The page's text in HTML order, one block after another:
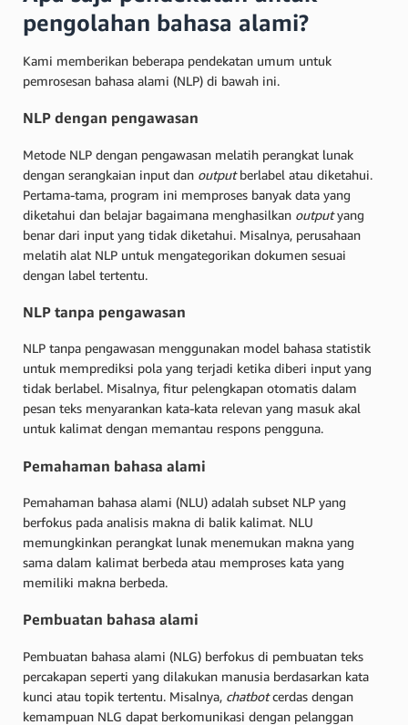
pengolahan bahasa alami?
Kami memberikan beberapa pendekatan umum untuk
pemrosesan bahasa alami (NLP) di bawah ini.
NLP dengan pengawasan
Metode NLP dengan pengawasan melatih perangkat lunak
dengan serangkaian input dan outputberlabel atau diketahui.
Pertama-tama, program ini memproses banyak data yang
diketahui dan belajar bagaimana menghasilkan outputyang
benar dari input yang tidak diketahui. Misalnya, perusahaan
melatih alat NLP untuk mengategorikan dokumen sesuai
dengan label tertentu.
NLP tanpa pengawasan
NLP tanpa pengawasan menggunakan model bahasa statistik
untuk memprediksi pola yang terjadi ketika diberi input yang
tidak berlabel. Misalnya, fitur pelengkapan otomatis dalam
pesan teks menyarankan kata-kata relevan yang masuk akal
untuk kalimat dengan memantau respons pengguna.
Pemahaman bahasa alami
Pemahaman bahasa alami (NLU) adalah subset NLP yang
berfokus pada analisis makna di balik kalimat. NLU
memungkinkan perangkat lunak menemukan makna yang
sama dalam kalimat berbeda atau memproses kata yang
memiliki makna berbeda.
Pembuatan bahasa alami
Pembuatan bahasa alami (NLG) berfokus di pembuatan teks
percakapan seperti yang dilakukan manusia berdasarkan kata
kunci atau topik tertentu. Misalnya, chatbotcerdas dengan
kemampuan NLG dapat berkomunikasi dengan pelanggan